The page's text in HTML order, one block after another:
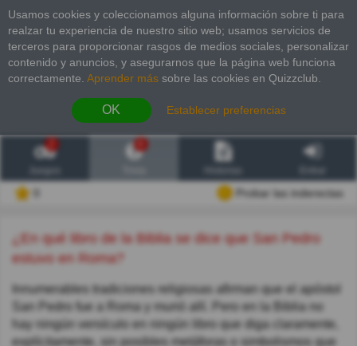
Usamos cookies y coleccionamos alguna información sobre ti para
realzar tu experiencia de nuestro sitio web; usamos servicios de
terceros para proporcionar rasgos de medios sociales, personalizar
contenido y anuncios, y asegurarnos que la página web funciona
correctamente. Aprender más sobre las cookies en Quizzclub.
OK Establecer preferencias
2
Probar las inderectas
¿En qué libro de la Biblia se dice que San Pedro
estuvo en Roma?
Innumerables tradiciones religiosas afirman que el apóstol
San Pedro fue a Roma y murió allí. Pero en la Biblia no
hay ningún versículo en ningún libro que diga claramente,
explícitamente, sin posibles metáforas o simbolismos que